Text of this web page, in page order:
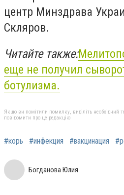
центр Минздрава
Скляров.
Читайте также:
еще не получил
ботулизма.
Якщо ви помітили помилку, виділіть необхідний
повідомити про це редакцію
#корь #инфекция #вакцинация
Богданова Юлия